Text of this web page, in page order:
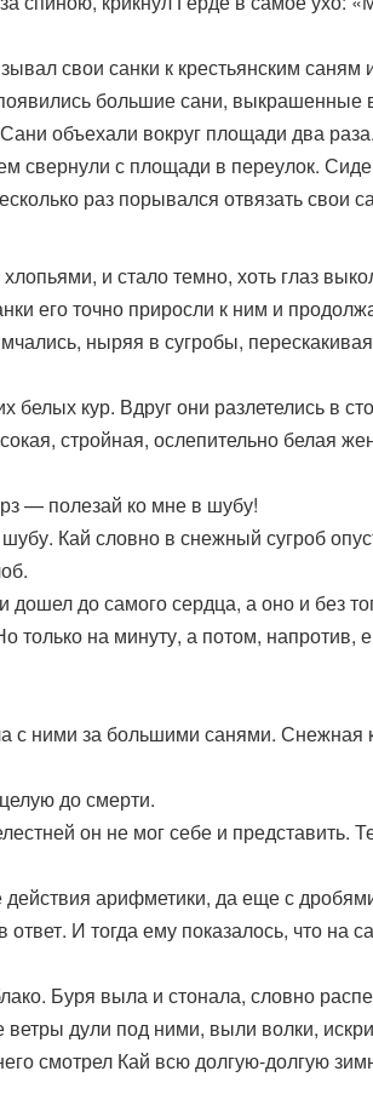
свои санки к крестьянским саням
большие сани, выкрашенные
объехали вокруг площади два
свернули с площади в переулок.
раз порывался отвязать свои
и стало темно, хоть глаз
его точно приросли к ним и
ныряя в сугробы,
кур. Вдруг они разлетелись в
стройная, ослепительно белая
— полезай ко мне в шубу!
Кай словно в снежный сугроб
до самого сердца, а оно и без
на минуту, а потом, напротив,
с ними за большими санями. Снежная
до смерти.
он не мог себе и представить.
арифметики, да еще с
И тогда ему показалось, что на
Буря выла и стонала, словно
дули под ними, выли волки,
смотрел Кай всю долгую-долгую